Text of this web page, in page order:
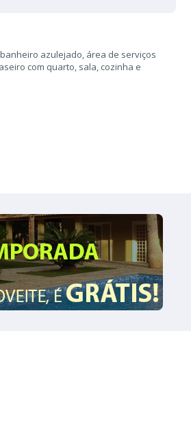
azulejado, área de serviços
com quarto, sala, cozinha e